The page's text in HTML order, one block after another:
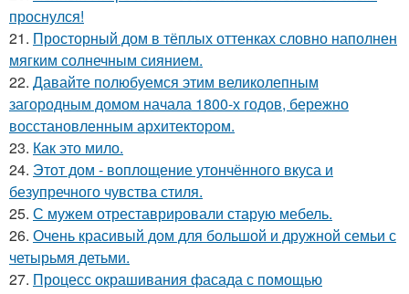
проснулся!
21. Просторный дом в тёплых оттенках словно наполнен
мягким солнечным сиянием.
22. Давайте полюбуемся этим великолепным
загородным домом начала 1800-х годов, бережно
восстановленным архитектором.
23. Как это мило.
24. Этот дом - воплощение утончённого вкуса и
безупречного чувства стиля.
25. С мужем отреставрировали старую мебель.
26. Очень красивый дом для большой и дружной семьи с
четырьмя детьми.
27. Процесс окрашивания фасада с помощью